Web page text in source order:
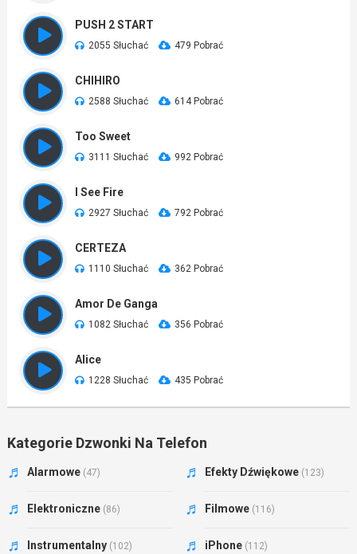
PUSH 2 START
2055 Słuchać 479 Pobrać
CHIHIRO
2588 Słuchać 614 Pobrać
Too Sweet
3111 Słuchać 992 Pobrać
I See Fire
2927 Słuchać 792 Pobrać
CERTEZA
1110 Słuchać 362 Pobrać
Amor De Ganga
1082 Słuchać 356 Pobrać
Alice
1228 Słuchać 435 Pobrać
Kategorie Dzwonki Na Telefon
Alarmowe (47) Efekty Dźwiękowe (123)
Elektroniczne (86) Filmowe (116)
Instrumentalny (102) iPhone (112)